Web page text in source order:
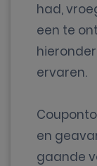
had,
een te
ervaren.
en
gaande